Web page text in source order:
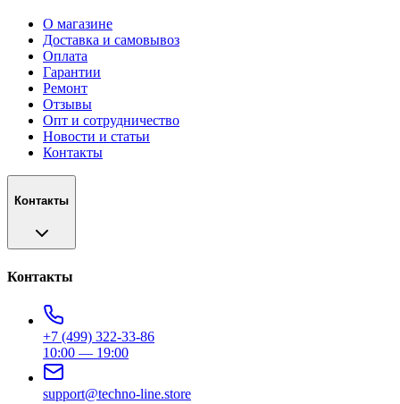
О магазине
Доставка и самовывоз
Оплата
Гарантии
Ремонт
Отзывы
Опт и сотрудничество
Новости и статьи
Контакты
Контакты
Контакты
+7 (499) 322-33-86
10:00 — 19:00
support@techno-line.store